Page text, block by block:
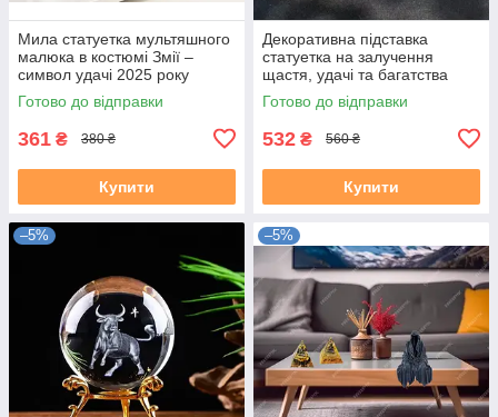
Мила статуетка мультяшного
малюка в костюмі Змії –
символ удачі 2025 року
Готово до відправки
361 ₴ 380 ₴
Купити
Декоративна підставка
статуетка на залучення
щастя, удачі та багатства
символ року Змії
Готово до відправки
532 ₴ 560 ₴
Купити
–5% –5%